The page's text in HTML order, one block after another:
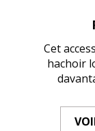
Cet
hachoir